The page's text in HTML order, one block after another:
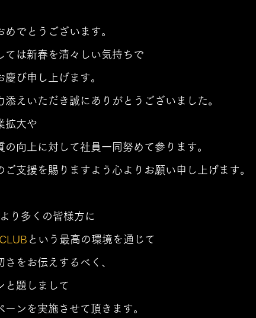
でとうございます。
ては新春を清々しい気持ちで
び申し上げます。
添えいただき誠にありがとうございました。
拡大や
の向上に対して社員一同努めて参ります。
ご支援を賜りますよう心よりお願い申し上げます。
り多くの皆様方に
という最高の環境を通じて
をお伝えするべく、
と題しまして
ーンを実施させて頂きます。